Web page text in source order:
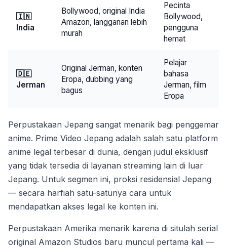
🇮🇳
India
Bollywood, original India
Amazon, langganan lebih
murah
Pecinta
Bollywood,
pengguna
hemat
🇩🇪
Jerman
Original Jerman, konten
Eropa, dubbing yang
bagus
Pelajar
bahasa
Jerman, film
Eropa
Perpustakaan Jepang sangat menarik bagi penggemar
anime. Prime Video Jepang adalah salah satu platform
anime legal terbesar di dunia, dengan judul eksklusif
yang tidak tersedia di layanan streaming lain di luar
Jepang. Untuk segmen ini, proksi residensial Jepang
— secara harfiah satu-satunya cara untuk
mendapatkan akses legal ke konten ini.
Perpustakaan Amerika menarik karena di situlah serial
original Amazon Studios baru muncul pertama kali —